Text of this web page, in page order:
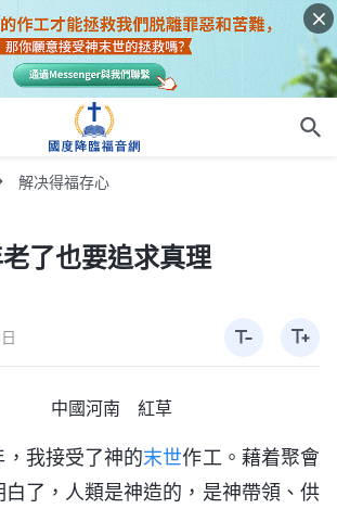
解决得福存心
了也要追求真理
中國河南 紅草
，我接受了神的末世作工。藉着聚會
了，人類是神造的，是神帶領、供